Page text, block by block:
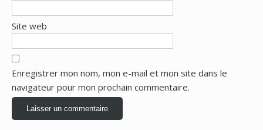
Site web
Enregistrer mon nom, mon e-mail et mon site dans le
navigateur pour mon prochain commentaire.